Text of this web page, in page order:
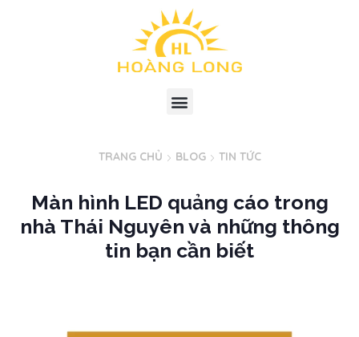
TRANG CHỦ BLOG TIN TỨC
Màn hình LED quảng cáo trong
nhà Thái Nguyên và những thông
tin bạn cần biết